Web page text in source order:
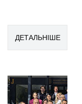
ДЕТАЛЬНІШЕ